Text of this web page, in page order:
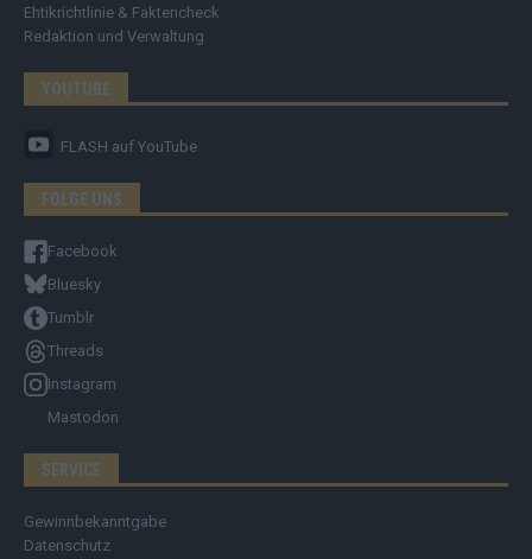
Ehtikrichtlinie & Faktencheck
Redaktion und Verwaltung
YOUTUBE
FLASH auf YouTube
FOLGE UNS
Facebook
Bluesky
Tumblr
Threads
Instagram
Mastodon
SERVICE
Gewinnbekanntgabe
Datenschutz